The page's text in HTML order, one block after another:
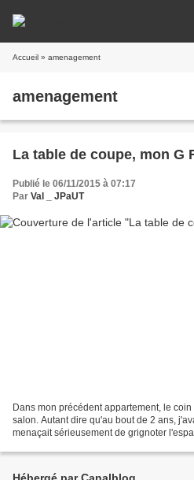
Accueil » amenagement
amenagement
La table de coupe, mon G
Publié le 06/11/2015 à 07:17
Par Val _ JPaUT
Dans mon précédent appartement, le
salon. Autant dire qu'au bout de 2 ans,
menaçait sérieusement de grignoter